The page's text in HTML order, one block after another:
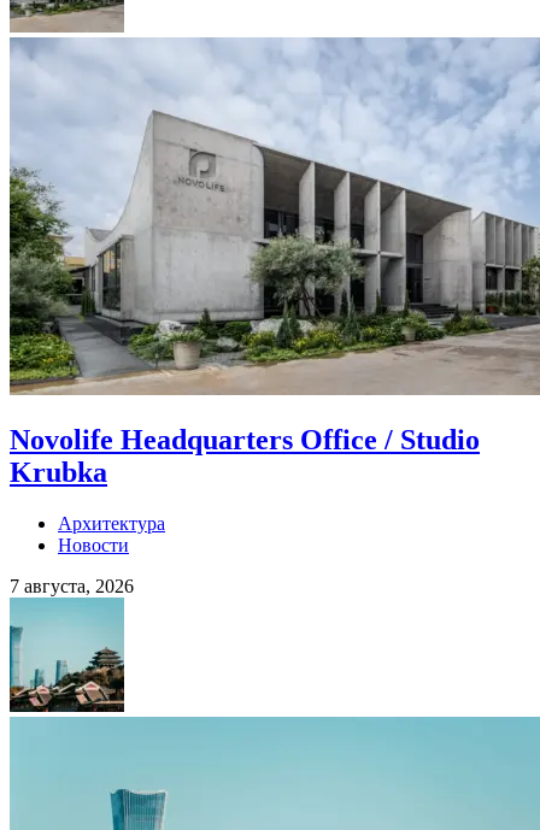
Novolife Headquarters Office / Studio
Krubka
Архитектура
Новости
7 августа, 2026